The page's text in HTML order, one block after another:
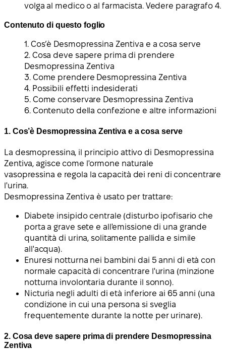
volga al medico o al farmacista. Vedere paragrafo 4.
Contenuto di questo foglio
1. Cos’è Desmopressina Zentiva e a cosa serve
2. Cosa deve sapere prima di prendere
Desmopressina Zentiva
3. Come prendere Desmopressina Zentiva
4. Possibili effetti indesiderati
5. Come conservare Desmopressina Zentiva
6. Contenuto della confezione e altre informazioni
1. Cos’è Desmopressina Zentiva e a cosa serve
La desmopressina, il principio attivo di Desmopressina
Zentiva, agisce come l'ormone naturale
vasopressina e regola la capacità dei reni di concentrare
l'urina.
Desmopressina Zentiva è usato per trattare:
Diabete insipido centrale (disturbo ipofisario che
porta a grave sete e all'emissione di una grande
quantità di urina, solitamente pallida e simile
all'acqua).
Enuresi notturna nei bambini dai 5 anni di età con
normale capacità di concentrare l'urina (minzione
notturna involontaria durante il sonno).
Nicturia negli adulti di età inferiore ai 65 anni (una
condizione in cui una persona si sveglia
frequentemente durante la notte per urinare).
2. Cosa deve sapere prima di prendere Desmopressina
Zentiva